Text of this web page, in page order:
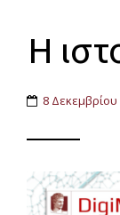
Η
8 Δεκεμβρίου